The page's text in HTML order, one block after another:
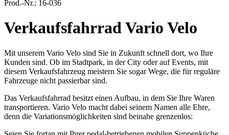
Prod.-Nr.: 16-036
Verkaufsfahrrad Vario Velo
Mit unserem Vario Velo sind Sie in Zukunft schnell dort, wo Ihre
Kunden sind. Ob im Stadtpark, in der City oder auf Events, mit
diesem Verkaufsfahrzeug meistern Sie sogar Wege, die für reguläre
Fahrzeuge nicht passierbar sind.
Das Verkaufsfahrrad besitzt einen Aufbau, in dem Sie Ihre Waren
transportieren. Vario Velo macht dabei seinem Namen alle Ehre,
denn die Variationsmöglichkeiten sind beinahe grenzenlos: